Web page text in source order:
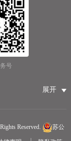
号
展开
司
仓储
Reserved. 苏公